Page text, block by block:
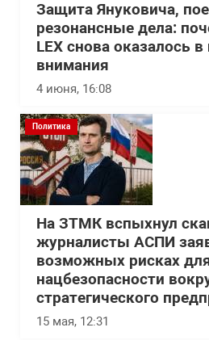
Защита Януковича,
резонансные дела:
LEX снова оказалось в
внимания
4 июня, 16:08
Политика
На ЗТМК вспыхнул
журналисты АСПИ
возможных рисках
нацбезопасности
стратегического
15 мая, 12:31